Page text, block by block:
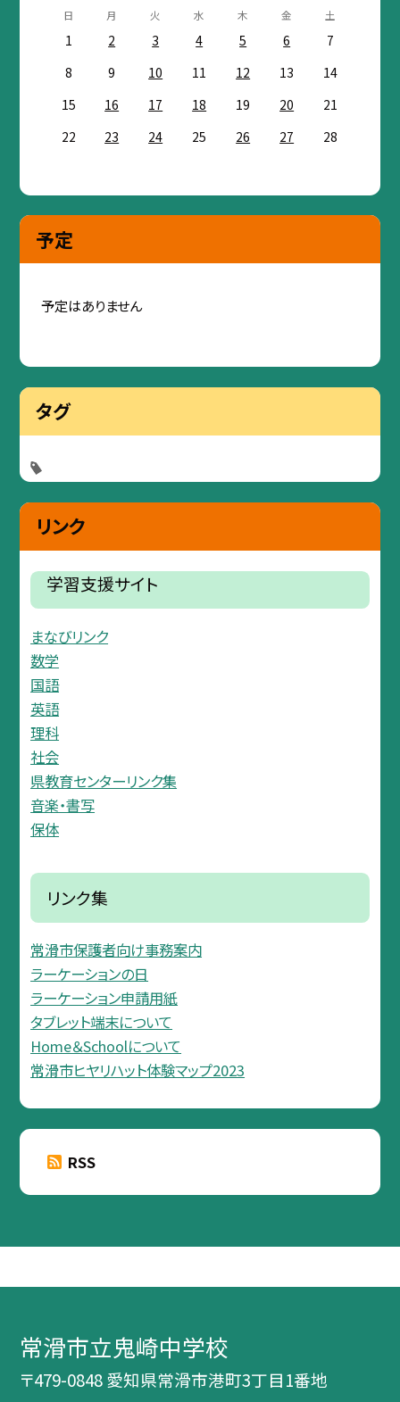
日 月 火 水 木 金 土
1 2 3 4 5 6
7
8
9 10 11 12 13
14
15
16 17 18 19 20
21
22
23 24 25 26 27 28
予定
予定はありません
タグ
リンク
学習支援サイト
まなびリンク
数学
国語
英語
理科
社会
県教育センターリンク集
音楽・書写
保体
リンク集
常滑市保護者向け事務案内
ラーケーションの日
ラーケーション申請用紙
タブレット端末について
Home＆Schoolについて
常滑市ヒヤリハット体験マップ2023
RSS
常滑市立鬼崎中学校
〒479-0848 愛知県常滑市港町3丁目1番地